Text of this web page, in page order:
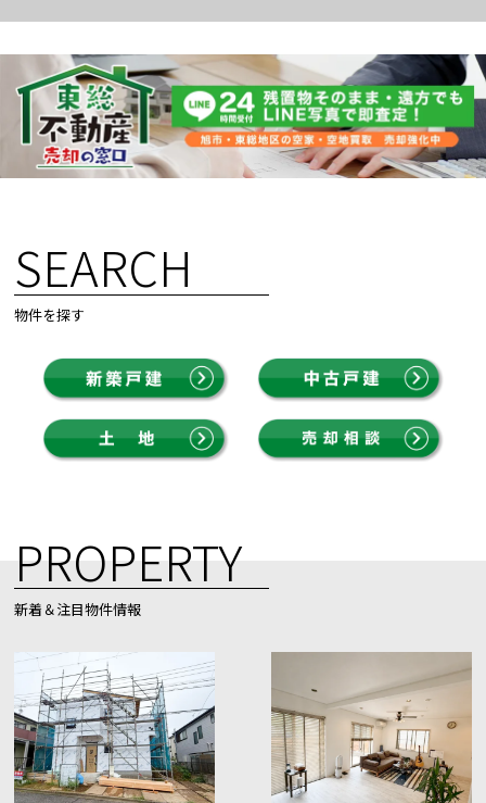
SEARCH
物件を探す
PROPERTY
新着＆注目物件情報